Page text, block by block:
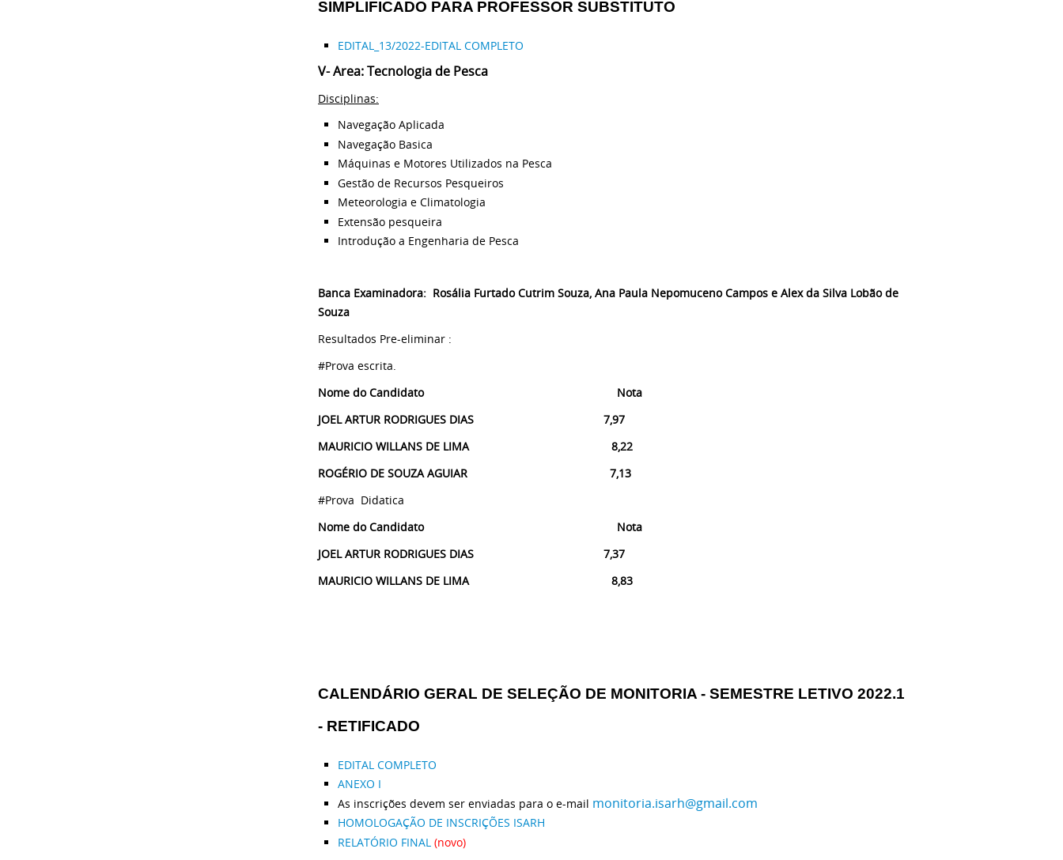
SIMPLIFICADO PARA PROFESSOR SUBSTITUTO
EDITAL_13/2022-EDITAL COMPLETO
V- Area: Tecnologia de Pesca
Disciplinas:
Navegação Aplicada
Navegação Basica
Máquinas e Motores Utilizados na Pesca
Gestão de Recursos Pesqueiros
Meteorologia e Climatologia
Extensão pesqueira
Introdução a Engenharia de Pesca
Banca Examinadora: Rosália Furtado Cutrim Souza, Ana Paula Nepomuceno Campos e Alex da Silva Lobão de
Souza
Resultados Pre-eliminar :
#Prova escrita.
Nome do Candidato Nota
JOEL ARTUR RODRIGUES DIAS 7,97
MAURICIO WILLANS DE LIMA 8,22
ROGÉRIO DE SOUZA AGUIAR 7,13
#Prova Didatica
Nome do Candidato Nota
JOEL ARTUR RODRIGUES DIAS 7,37
MAURICIO WILLANS DE LIMA 8,83
CALENDÁRIO GERAL DE SELEÇÃO DE MONITORIA - SEMESTRE LETIVO 2022.1
- RETIFICADO
EDITAL COMPLETO
ANEXO I
As inscrições devem ser enviadas para o e-mail monitoria.isarh@gmail.com
HOMOLOGAÇÃO DE INSCRIÇÕES ISARH
RELATÓRIO FINAL (novo)